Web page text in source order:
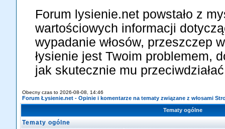
Forum lysienie.net powstało z
wartościowych informacji
wypadanie włosów, przeszczep
łysienie jest Twoim problemem,
jak skutecznie mu
Obecny czas to 2026-08-08, 14:46
Forum Łysienie.net - Opinie i komentarze na tematy związane z włosami
Tematy ogólne
Tematy ogólne